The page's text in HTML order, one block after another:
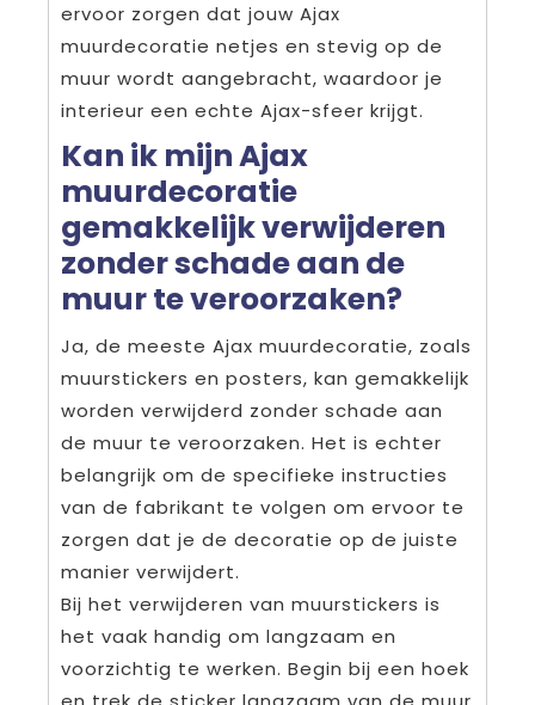
ervoor zorgen dat jouw Ajax
muurdecoratie netjes en stevig op de
muur wordt aangebracht, waardoor je
interieur een echte Ajax-sfeer krijgt.
Kan ik mijn Ajax
muurdecoratie
gemakkelijk verwijderen
zonder schade aan de
muur te veroorzaken?
Ja, de meeste Ajax muurdecoratie, zoals
muurstickers en posters, kan gemakkelijk
worden verwijderd zonder schade aan
de muur te veroorzaken. Het is echter
belangrijk om de specifieke instructies
van de fabrikant te volgen om ervoor te
zorgen dat je de decoratie op de juiste
manier verwijdert.
Bij het verwijderen van muurstickers is
het vaak handig om langzaam en
voorzichtig te werken. Begin bij een hoek